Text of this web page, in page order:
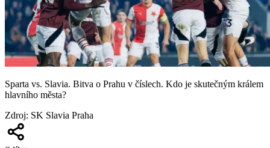
Sparta vs. Slavia. Bitva o Prahu v číslech. Kdo je skutečným králem
hlavního města?
Zdroj: SK Slavia Praha